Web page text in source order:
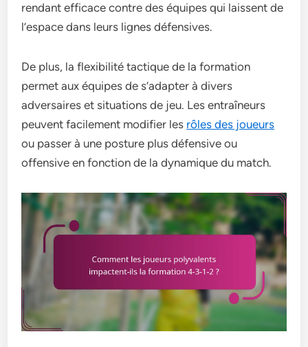
rendant efficace contre des équipes qui laissent de
l’espace dans leurs lignes défensives.
De plus, la flexibilité tactique de la formation
permet aux équipes de s’adapter à divers
adversaires et situations de jeu. Les entraîneurs
peuvent facilement modifier les rôles des joueurs
ou passer à une posture plus défensive ou
offensive en fonction de la dynamique du match.